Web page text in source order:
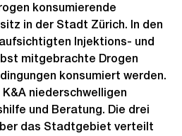
konsumierende
in der Stadt Zürich. In den
Injektions- und
mitgebrachte Drogen
konsumiert werden.
niederschwelligen
und Beratung. Die drei
das Stadtgebiet verteilt